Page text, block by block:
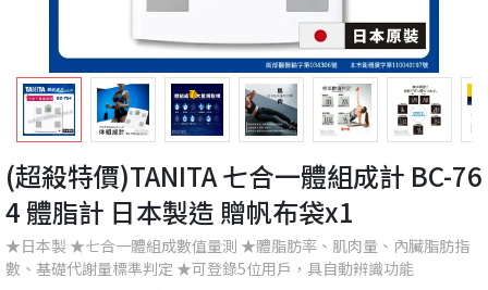
(超殺特價)TANITA 七合一體組成計 BC-76
4 體脂計 日本製造 贈帆布袋x1
★日本製 ★七合一體組成數值量測 ★體脂肪率、肌肉量、內臟脂肪指
數、基礎代謝量標準判定 ★可登錄5位用戶，具自動辨識功能